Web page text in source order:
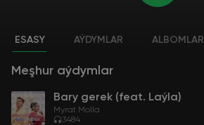
ESASY AÝDYMLAR ALBOMLAR
Meşhur aýdymlar
Bary gerek (feat. Laýla)
Myrat Molla
3484